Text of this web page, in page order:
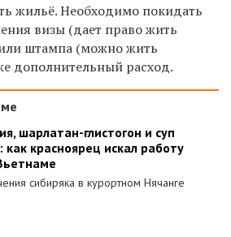
жильё. Необходимо покидать
визы (дает право жить
штампа (можно жить
дополнительный расход.
шарлатан-глистогон и суп
как красноярец искал работу
сибиряка в курортном Нячанге